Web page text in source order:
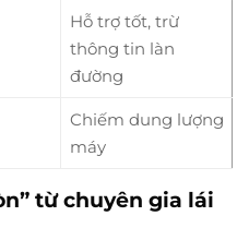
Hỗ trợ tốt, trừ
thông tin làn
đường
Chiếm dung lượng
máy
từ chuyên gia lái